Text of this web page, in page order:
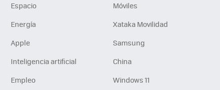
Espacio
Móviles
Energía
Xataka Movilidad
Apple
Samsung
Inteligencia artificial
China
Empleo
Windows 11